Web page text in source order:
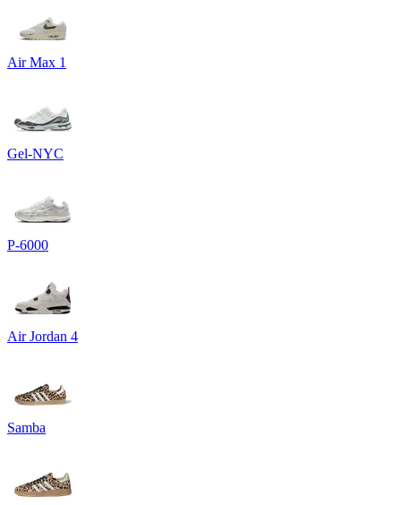
Air Max 1
Gel-NYC
P-6000
Air Jordan 4
Samba